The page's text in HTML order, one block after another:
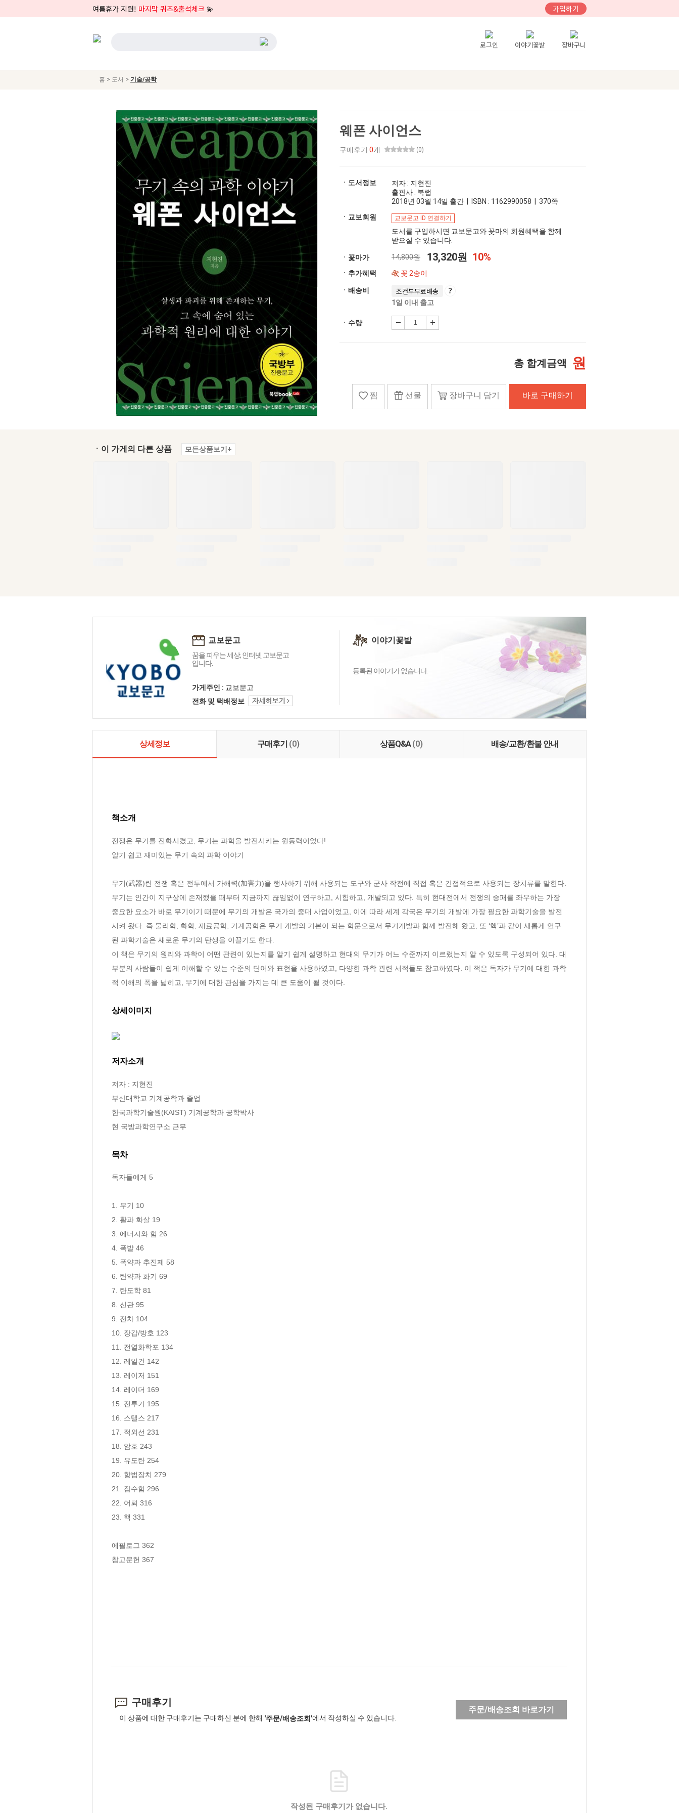
여름휴가 지원! 마지막 퀴즈&출석체크 💫 가입하기
로그인 이야기꽃밭 장바구니
홈 > 도서 > 기술/공학
웨폰 사이언스
구매후기 0개 (0)
ㆍ도서정보
저자 : 지현진
출판사 : 북랩
2018년 03월 14일 출간 | ISBN : 1162990058 | 370쪽
ㆍ교보회원
교보문고 ID 연결하기
도서를 구입하시면 교보문고와 꽃마의 회원혜택을 함께
받으실 수 있습니다.
ㆍ꽃마가 14,800원 13,320원 10%
ㆍ추가혜택 꽃 2송이
ㆍ배송비 조건부무료배송
1일 이내 출고
ㆍ수량
총 합계금액 원
찜 선물 장바구니 담기 바로 구매하기
ㆍ이 가게의 다른 상품 모든상품보기+
교보문고
꿈을 피우는 세상, 인터넷 교보문고
입니다.
가게주인 : 교보문고
전화 및 택배정보
이야기꽃밭
등록된 이야기가 없습니다.
상세정보 구매후기 (0) 상품Q&A(0) 배송/교환/환불 안내
책소개
전쟁은 무기를 진화시켰고, 무기는 과학을 발전시키는 원동력이었다!
알기 쉽고 재미있는 무기 속의 과학 이야기
무기(武器)란 전쟁 혹은 전투에서 가해력(加害力)을 행사하기 위해 사용되는 도구와 군사 작전에 직접 혹은 간접적으로 사용되는 장치류를 말한다.
무기는 인간이 지구상에 존재했을 때부터 지금까지 끊임없이 연구하고, 시험하고, 개발되고 있다. 특히 현대전에서 전쟁의 승패를 좌우하는 가장
중요한 요소가 바로 무기이기 때문에 무기의 개발은 국가의 중대 사업이었고, 이에 따라 세계 각국은 무기의 개발에 가장 필요한 과학기술을 발전
시켜 왔다. 즉 물리학, 화학, 재료공학, 기계공학은 무기 개발의 기본이 되는 학문으로서 무기개발과 함께 발전해 왔고, 또 ‘핵’과 같이 새롭게 연구
된 과학기술은 새로운 무기의 탄생을 이끌기도 한다.
이 책은 무기의 원리와 과학이 어떤 관련이 있는지를 알기 쉽게 설명하고 현대의 무기가 어느 수준까지 이르렀는지 알 수 있도록 구성되어 있다. 대
부분의 사람들이 쉽게 이해할 수 있는 수준의 단어와 표현을 사용하였고, 다양한 과학 관련 서적들도 참고하였다. 이 책은 독자가 무기에 대한 과학
적 이해의 폭을 넓히고, 무기에 대한 관심을 가지는 데 큰 도움이 될 것이다.
상세이미지
저자소개
저자 : 지현진
부산대학교 기계공학과 졸업
한국과학기술원(KAIST) 기계공학과 공학박사
현 국방과학연구소 근무
목차
독자들에게 5
1. 무기 10
2. 활과 화살 19
3. 에너지와 힘 26
4. 폭발 46
5. 폭약과 추진제 58
6. 탄약과 화기 69
7. 탄도학 81
8. 신관 95
9. 전차 104
10. 장갑/방호 123
11. 전열화학포 134
12. 레일건 142
13. 레이저 151
14. 레이더 169
15. 전투기 195
16. 스텔스 217
17. 적외선 231
18. 암호 243
19. 유도탄 254
20. 항법장치 279
21. 잠수함 296
22. 어뢰 316
23. 핵 331
에필로그 362
참고문헌 367
구매후기
이 상품에 대한 구매후기는 구매하신 분에 한해 '주문/배송조회'에서 작성하실 수 있습니다.
주문/배송조회 바로가기
작성된 구매후기가 없습니다.